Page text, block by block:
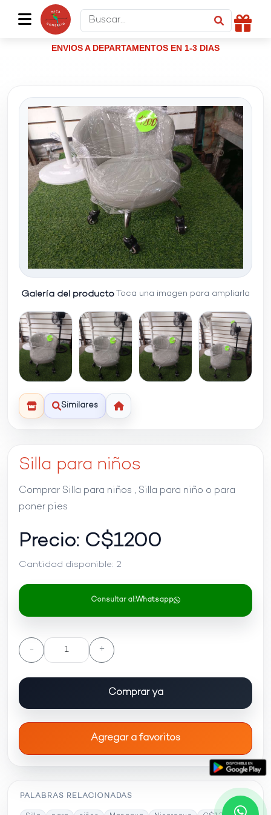
ENVIOS A DEPARTAMENTOS EN 1-3 DIAS
Galería del producto Toca una imagen para ampliarla
Similares
Silla para niños
Comprar Silla para niños , Silla para niño o para
poner pies
Precio: C$1200
Cantidad disponible: 2
Consultar al:Whatsapp
- +
Comprar ya
Agregar a favoritos
PALABRAS RELACIONADAS